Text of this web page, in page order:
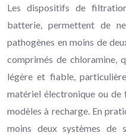
Les dispositifs de
batterie, permettent de
pathogènes en moins de
comprimés de chloramine,
légère et fiable,
matériel électronique ou de
modèles à recharge. En
moins deux systèmes de